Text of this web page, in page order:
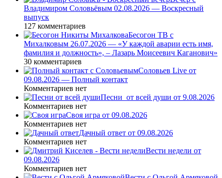
Владимиром Соловьёвым 02.08.2026 — Воскресный
выпуск
127 комментариев
Бесогон ТВ с
Михалковым 26.07.2026 — «У каждой аварии есть имя,
фамилия и должность», – Лазарь Моисеевич Каганович»
30 комментариев
Соловьев Live от
09.08.2026 — Полный контакт
Комментариев нет
Песни_от всей души от 9.08.2026
Комментариев нет
Своя игра от 09.08.2026
Комментариев нет
Дачный ответ от 09.08.2026
Комментариев нет
Вести недели от
09.08.2026
Комментариев нет